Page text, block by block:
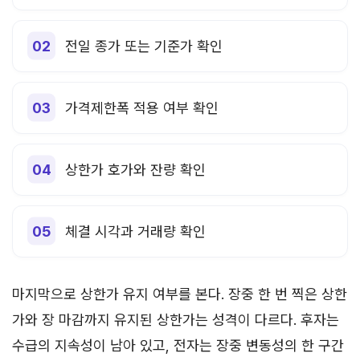
전일 종가 또는 기준가 확인
가격제한폭 적용 여부 확인
상한가 호가와 잔량 확인
체결 시각과 거래량 확인
마지막으로 상한가 유지 여부를 본다. 장중 한 번 찍은 상한
가와 장 마감까지 유지된 상한가는 성격이 다르다. 후자는
수급의 지속성이 남아 있고, 전자는 장중 변동성의 한 구간